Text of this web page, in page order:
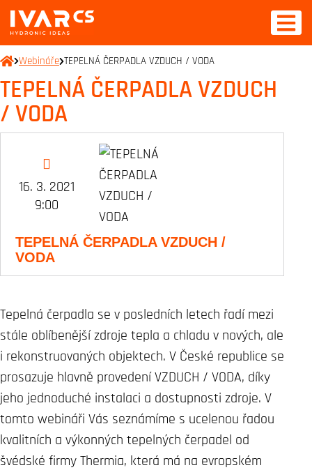
Webináře TEPELNÁ ČERPADLA VZDUCH / VODA
TEPELNÁ ČERPADLA VZDUCH
/ VODA
16. 3. 2021
9:00
TEPELNÁ ČERPADLA VZDUCH /
VODA
Tepelná čerpadla se v posledních letech řadí mezi
stále oblíbenější zdroje tepla a chladu v nových, ale
i rekonstruovaných objektech. V České republice se
prosazuje hlavně provedení VZDUCH / VODA, díky
jeho jednoduché instalaci a dostupnosti zdroje. V
tomto webináři Vás seznámíme s ucelenou řadou
kvalitních a výkonných tepelných čerpadel od
švédské firmy Thermia, která má na evropském